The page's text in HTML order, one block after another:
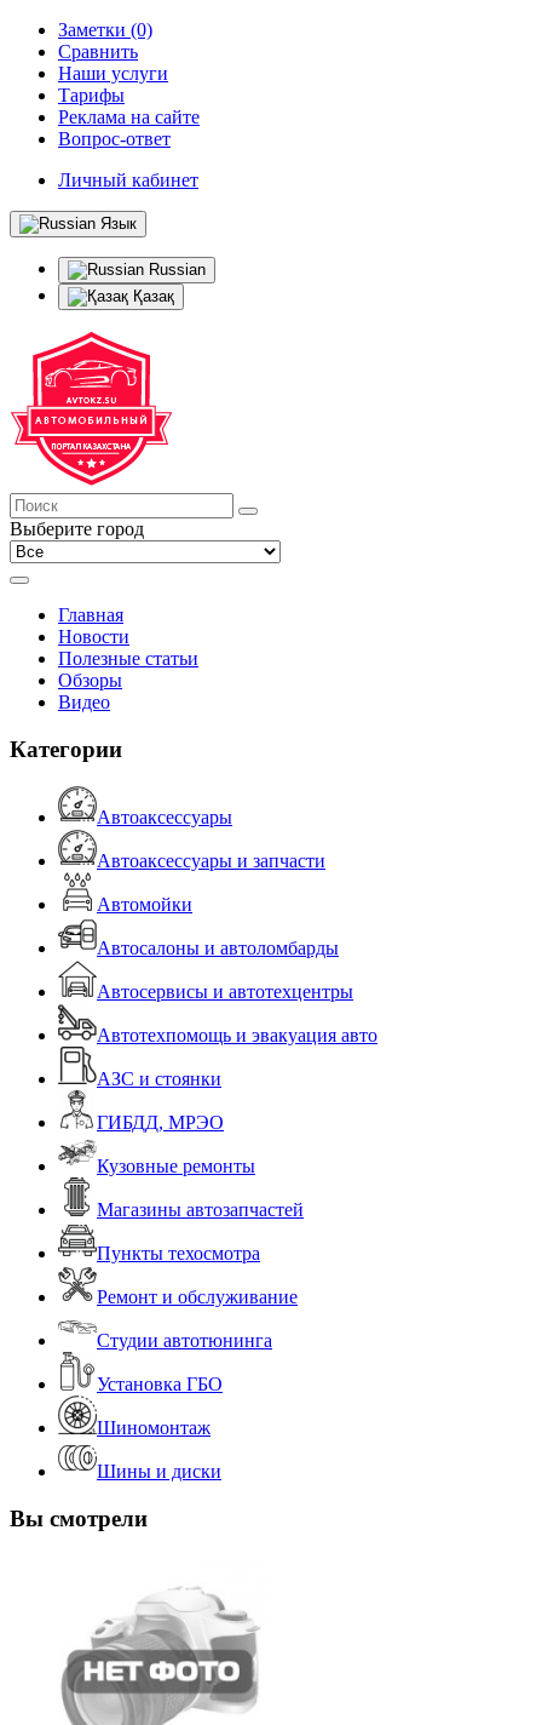
Заметки (0)
Сравнить
Наши услуги
Тарифы
Реклама на сайте
Вопрос-ответ
Личный кабинет
Язык
Russian
Қазақ
Выберите город
Главная
Новости
Полезные статьи
Обзоры
Видео
Категории
Автоаксессуары
Автоаксессуары и запчасти
Автомойки
Автосалоны и автоломбарды
Автосервисы и автотехцентры
Автотехпомощь и эвакуация авто
АЗС и стоянки
ГИБДД, МРЭО
Кузовные ремонты
Магазины автозапчастей
Пункты техосмотра
Ремонт и обслуживание
Студии автотюнинга
Установка ГБО
Шиномонтаж
Шины и диски
Вы смотрели